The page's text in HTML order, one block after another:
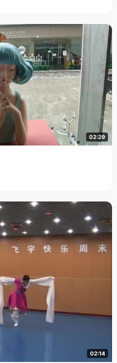
02:29
02:14